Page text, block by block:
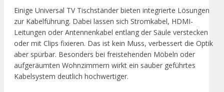
Einige Universal TV Tischständer bieten integrierte Lösungen
zur Kabelführung. Dabei lassen sich Stromkabel, HDMI-
Leitungen oder Antennenkabel entlang der Säule verstecken
oder mit Clips fixieren. Das ist kein Muss, verbessert die Optik
aber spürbar. Besonders bei freistehenden Möbeln oder
aufgeräumten Wohnzimmern wirkt ein sauber geführtes
Kabelsystem deutlich hochwertiger.